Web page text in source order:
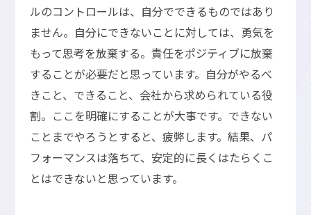
ルのコントロールは、自分でできるものではあり
ません。自分にできないことに対しては、勇気を
もって思考を放棄する。責任をポジティブに放棄
することが必要だと思っています。自分がやるべ
きこと、できること、会社から求められている役
割。ここを明確にすることが大事です。できない
ことまでやろうとすると、疲弊します。結果、パ
フォーマンスは落ちて、安定的に長くはたらくこ
とはできないと思っています。